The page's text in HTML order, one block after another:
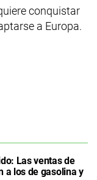
conquistar
a Europa.
Las ventas de
a los de gasolina y